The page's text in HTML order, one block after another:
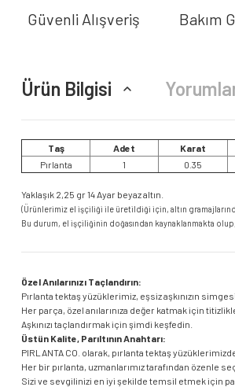
Güvenli Alışveriş Bakım
Ürün Bilgisi
Taş Adet Karat
Pırlanta
1 0.35
Yaklaşık 2,25 gr 14 Ayar beyaz altın.
(Ürünlerimiz el işçiliği ile üretildiği için, altın
Bu durum, el işçiliğinin doğasından kaynaklanmakta
Özel Anılarınızı Taçlandırın:
Pırlanta tektaş yüzüklerimiz, eşsiz aşkınızın
Her parça, özel anılarınıza değer katmak için
Aşkınızı taçlandırmak için şimdi keşfedin.
Üstün Kalite, Parıltının Anahtarı:
PIRLANTA CO. olarak, pırlanta tektaş
Her bir pırlanta, uzmanlarımız tarafından özenle
Sizi ve sevgilinizi en iyi şekilde temsil etmek için